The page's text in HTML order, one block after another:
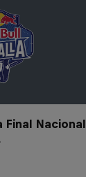
Final Nacional